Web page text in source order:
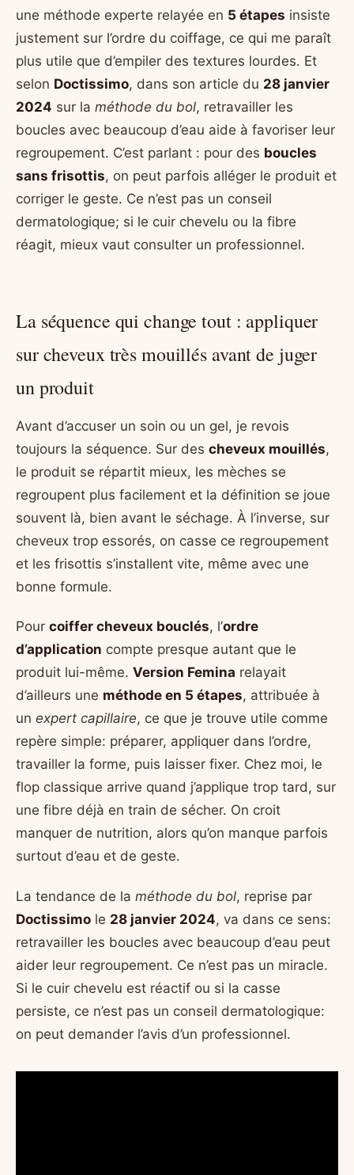
une méthode experte relayée en 5 étapes insiste
justement sur l’ordre du coiffage, ce qui me paraît
plus utile que d’empiler des textures lourdes. Et
selon Doctissimo, dans son article du 28 janvier
2024 sur la méthode du bol, retravailler les
boucles avec beaucoup d’eau aide à favoriser leur
regroupement. C’est parlant : pour des boucles
sans frisottis, on peut parfois alléger le produit et
corriger le geste. Ce n’est pas un conseil
dermatologique; si le cuir chevelu ou la fibre
réagit, mieux vaut consulter un professionnel.
La séquence qui change tout : appliquer
sur cheveux très mouillés avant de juger
un produit
Avant d’accuser un soin ou un gel, je revois
toujours la séquence. Sur des cheveux mouillés,
le produit se répartit mieux, les mèches se
regroupent plus facilement et la définition se joue
souvent là, bien avant le séchage. À l’inverse, sur
cheveux trop essorés, on casse ce regroupement
et les frisottis s’installent vite, même avec une
bonne formule.
Pour coiffer cheveux bouclés, l’ordre
d’application compte presque autant que le
produit lui-même. Version Femina relayait
d’ailleurs une méthode en 5 étapes, attribuée à
un expert capillaire, ce que je trouve utile comme
repère simple: préparer, appliquer dans l’ordre,
travailler la forme, puis laisser fixer. Chez moi, le
flop classique arrive quand j’applique trop tard, sur
une fibre déjà en train de sécher. On croit
manquer de nutrition, alors qu’on manque parfois
surtout d’eau et de geste.
La tendance de la méthode du bol, reprise par
Doctissimo le 28 janvier 2024, va dans ce sens:
retravailler les boucles avec beaucoup d’eau peut
aider leur regroupement. Ce n’est pas un miracle.
Si le cuir chevelu est réactif ou si la casse
persiste, ce n’est pas un conseil dermatologique:
on peut demander l’avis d’un professionnel.